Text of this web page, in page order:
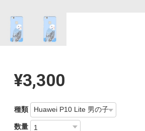
¥3,300
種類
数量